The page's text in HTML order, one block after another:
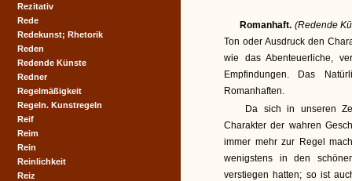
Romanhaft. (Redende
Ton oder Ausdruck den
wie das Abenteuerliche,
Empfindungen. Das
Romanhaften.
Da sich in unseren
Charakter der wahren
immer mehr zur Regel
wenigstens in den
verstiegen hatten; so ist
Rezitativ
Rede
Redekunst; Rhetorik
Reden
Redende Künste
Redner
Regelmäßigkeit
Regeln. Kunstregeln
Reif
Reim
Rein
Reinlichkeit
Reiz